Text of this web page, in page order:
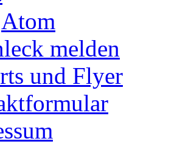
Atom
melden
und Flyer